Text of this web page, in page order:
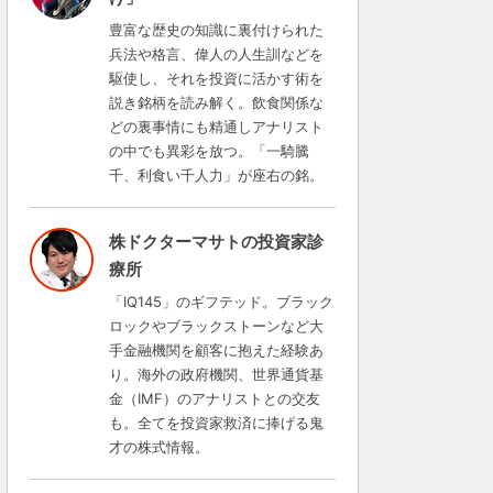
豊富な歴史の知識に裏付けられた
兵法や格言、偉人の人生訓などを
駆使し、それを投資に活かす術を
説き銘柄を読み解く。飲食関係な
どの裏事情にも精通しアナリスト
の中でも異彩を放つ。「一騎騰
千、利食い千人力」が座右の銘。
株ドクターマサトの投資家診
療所
「IQ145」のギフテッド。ブラック
ロックやブラックストーンなど大
手金融機関を顧客に抱えた経験あ
り。海外の政府機関、世界通貨基
金（IMF）のアナリストとの交友
も。全てを投資家救済に捧げる鬼
才の株式情報。